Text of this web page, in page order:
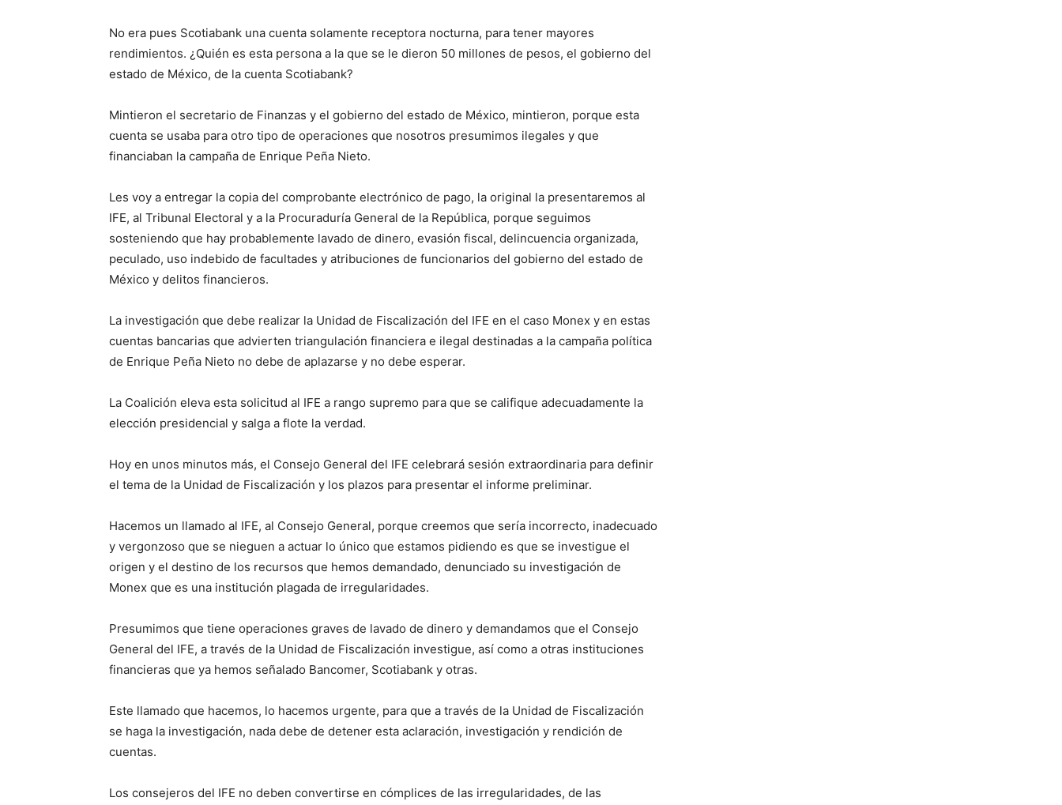
No era pues Scotiabank una cuenta solamente receptora nocturna, para tener mayores
rendimientos. ¿Quién es esta persona a la que se le dieron 50 millones de pesos, el gobierno del
estado de México, de la cuenta Scotiabank?
Mintieron el secretario de Finanzas y el gobierno del estado de México, mintieron, porque esta
cuenta se usaba para otro tipo de operaciones que nosotros presumimos ilegales y que
financiaban la campaña de Enrique Peña Nieto.
Les voy a entregar la copia del comprobante electrónico de pago, la original la presentaremos al
IFE, al Tribunal Electoral y a la Procuraduría General de la República, porque seguimos
sosteniendo que hay probablemente lavado de dinero, evasión fiscal, delincuencia organizada,
peculado, uso indebido de facultades y atribuciones de funcionarios del gobierno del estado de
México y delitos financieros.
La investigación que debe realizar la Unidad de Fiscalización del IFE en el caso Monex y en estas
cuentas bancarias que advierten triangulación financiera e ilegal destinadas a la campaña política
de Enrique Peña Nieto no debe de aplazarse y no debe esperar.
La Coalición eleva esta solicitud al IFE a rango supremo para que se califique adecuadamente la
elección presidencial y salga a flote la verdad.
Hoy en unos minutos más, el Consejo General del IFE celebrará sesión extraordinaria para definir
el tema de la Unidad de Fiscalización y los plazos para presentar el informe preliminar.
Hacemos un llamado al IFE, al Consejo General, porque creemos que sería incorrecto, inadecuado
y vergonzoso que se nieguen a actuar lo único que estamos pidiendo es que se investigue el
origen y el destino de los recursos que hemos demandado, denunciado su investigación de
Monex que es una institución plagada de irregularidades.
Presumimos que tiene operaciones graves de lavado de dinero y demandamos que el Consejo
General del IFE, a través de la Unidad de Fiscalización investigue, así como a otras instituciones
financieras que ya hemos señalado Bancomer, Scotiabank y otras.
Este llamado que hacemos, lo hacemos urgente, para que a través de la Unidad de Fiscalización
se haga la investigación, nada debe de detener esta aclaración, investigación y rendición de
cuentas.
Los consejeros del IFE no deben convertirse en cómplices de las irregularidades, de las